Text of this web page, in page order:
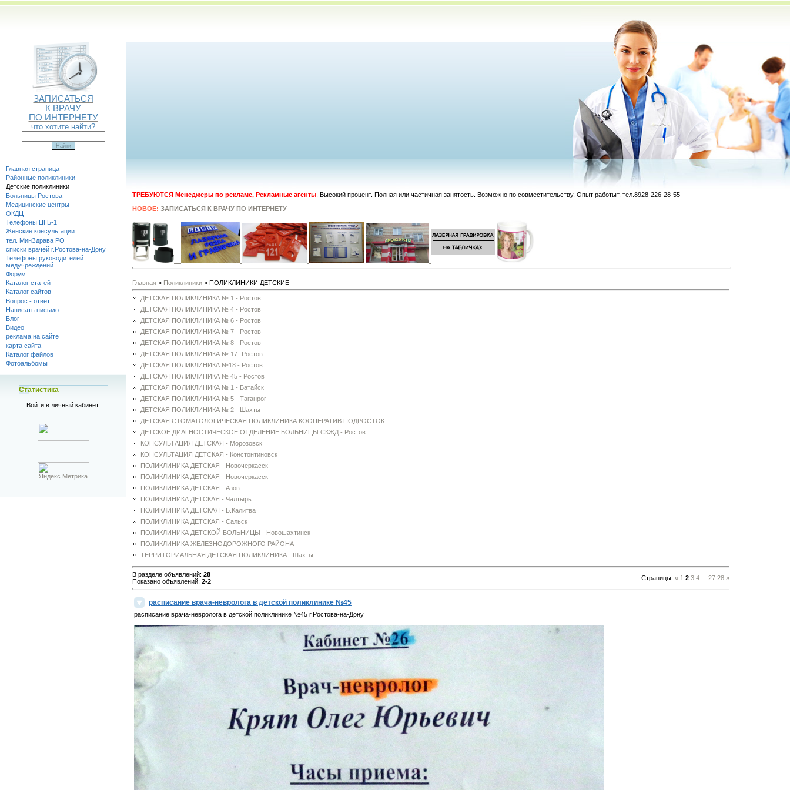
ЗАПИСАТЬСЯ
К ВРАЧУ
ПО ИНТЕРНЕТУ
что хотите найти?
Главная страница
Районные поликлиники
Детские поликлиники
Больницы Ростова
Медицинские центры
ОКДЦ
Телефоны ЦГБ-1
Женские консультации
тел. МинЗдрава РО
списки врачей г.Ростова-на-Дону
Телефоны руководителей
медучреждений
Форум
Каталог статей
Каталог сайтов
Вопрос - ответ
Написать письмо
Блог
Видео
реклама на сайте
карта сайта
Каталог файлов
Фотоальбомы
Статистика
Войти в личный кабинет:
ТРЕБУЮТСЯ Менеджеры по рекламе, Рекламные агенты . Высокий процент. Полная или частичная занятость. Возможно по совместительству. Опыт работыт. тел.8928-226-28-55
НОВОЕ:ЗАПИСАТЬСЯ К ВРАЧУ ПО ИНТЕРНЕТУ
Главная » Поликлиники » ПОЛИКЛИНИКИ ДЕТСКИЕ
ДЕТСКАЯ ПОЛИКЛИНИКА № 1 - Ростов
ДЕТСКАЯ ПОЛИКЛИНИКА № 4 - Ростов
ДЕТСКАЯ ПОЛИКЛИНИКА № 6 - Ростов
ДЕТСКАЯ ПОЛИКЛИНИКА № 7 - Ростов
ДЕТСКАЯ ПОЛИКЛИНИКА № 8 - Ростов
ДЕТСКАЯ ПОЛИКЛИНИКА № 17 -Ростов
ДЕТСКАЯ ПОЛИКЛИНИКА №18 - Ростов
ДЕТСКАЯ ПОЛИКЛИНИКА № 45 - Ростов
ДЕТСКАЯ ПОЛИКЛИНИКА № 1 - Батайск
ДЕТСКАЯ ПОЛИКЛИНИКА № 5 - Таганрог
ДЕТСКАЯ ПОЛИКЛИНИКА № 2 - Шахты
ДЕТСКАЯ СТОМАТОЛОГИЧЕСКАЯ ПОЛИКЛИНИКА КООПЕРАТИВ ПОДРОСТОК
ДЕТСКОЕ ДИАГНОСТИЧЕСКОЕ ОТДЕЛЕНИЕ БОЛЬНИЦЫ СКЖД - Ростов
КОНСУЛЬТАЦИЯ ДЕТСКАЯ - Морозовск
КОНСУЛЬТАЦИЯ ДЕТСКАЯ - Констонтиновск
ПОЛИКЛИНИКА ДЕТСКАЯ - Новочеркасск
ПОЛИКЛИНИКА ДЕТСКАЯ - Новочеркасск
ПОЛИКЛИНИКА ДЕТСКАЯ - Азов
ПОЛИКЛИНИКА ДЕТСКАЯ - Чалтырь
ПОЛИКЛИНИКА ДЕТСКАЯ - Б.Калитва
ПОЛИКЛИНИКА ДЕТСКАЯ - Сальск
ПОЛИКЛИНИКА ДЕТСКОЙ БОЛЬНИЦЫ - Новошахтинск
ПОЛИКЛИНИКА ЖЕЛЕЗНОДОРОЖНОГО РАЙОНА
ТЕРРИТОРИАЛЬНАЯ ДЕТСКАЯ ПОЛИКЛИНИКА - Шахты
В разделе объявлений:28
Показано объявлений:2-2 Страницы:« 1 2 3 4 27 28 »
расписание врача-невролога в детской поликлинике №45
расписание врача-невролога в детской поликлинике №45 г.Ростова-на-Дону